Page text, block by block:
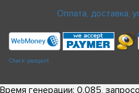
Оплата, доставка,
Check passport
Время генерации: 0.085,